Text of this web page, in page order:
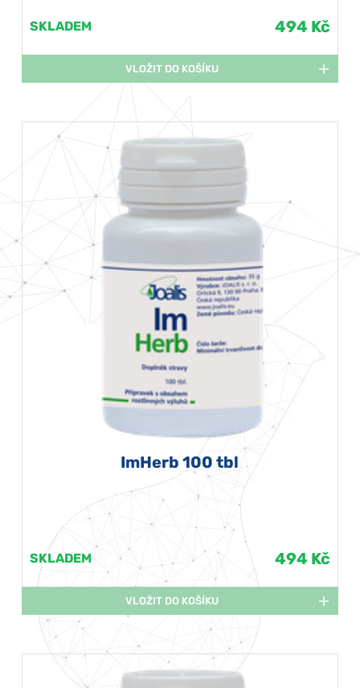
SKLADEM 494 Kč
VLOŽIT DO KOŠÍKU
ImHerb 100 tbl
SKLADEM 494 Kč
VLOŽIT DO KOŠÍKU